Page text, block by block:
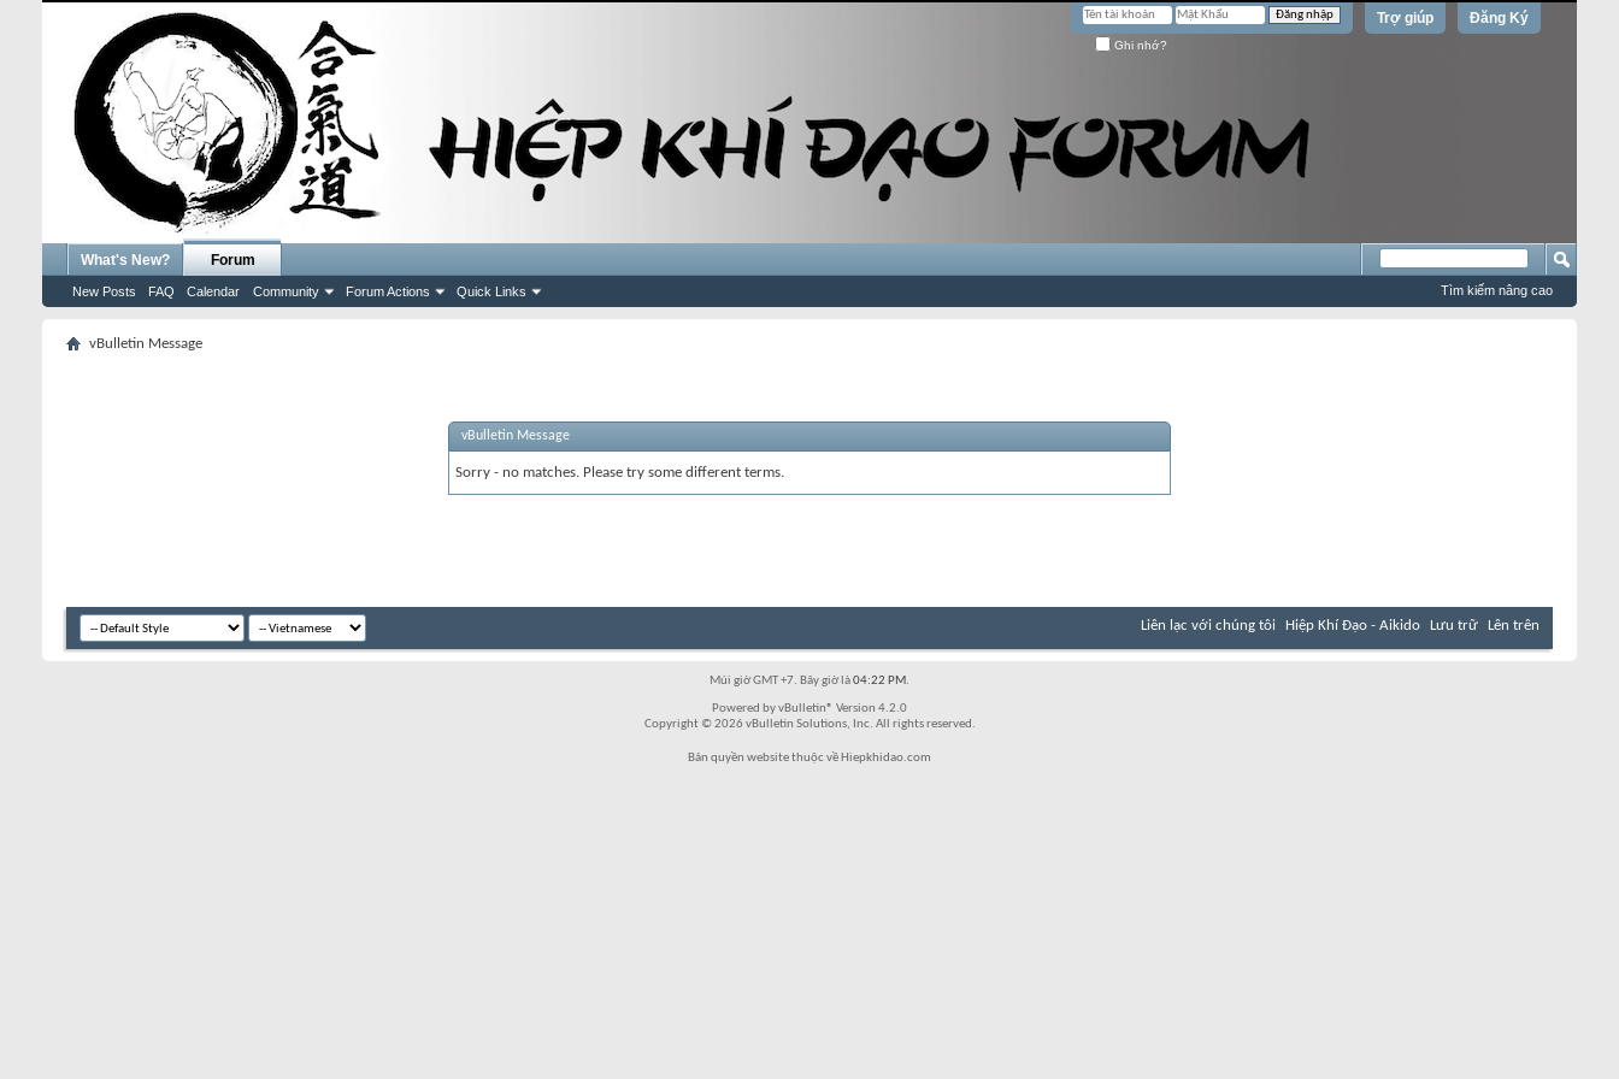
Đăng Ký
Trợ giúp
Ghi nhớ?
What's New? Forum
New Posts FAQ Calendar Community Forum Actions Quick Links Tìm kiếm nâng cao
vBulletin Message
vBulletin Message
Sorry - no matches. Please try some different terms.
Liên lạc với chúng tôi Hiệp Khí Đạo - Aikido Lưu trữ Lên trên
Múi giờ GMT +7. Bây giờ là04:22 PM.
Powered by vBulletin® Version 4.2.0
Copyright © 2026 vBulletin Solutions, Inc. All rights reserved.
Bản quyền website thuộc về Hiepkhidao.com